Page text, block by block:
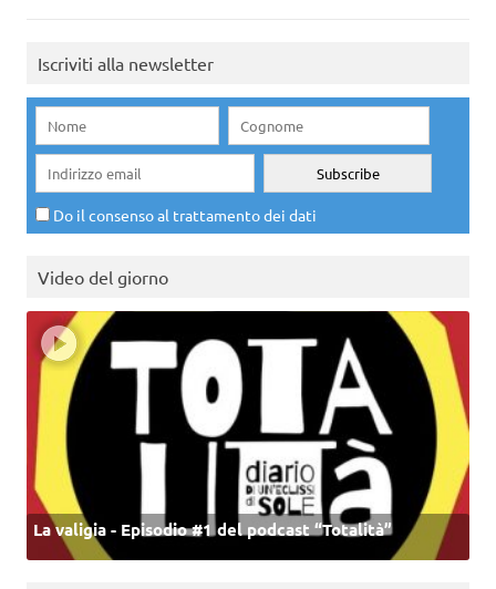
Iscriviti alla newsletter
Do il consenso al trattamento dei dati
Video del giorno
La valigia - Episodio #1 del podcast “Totalità”